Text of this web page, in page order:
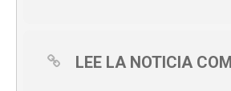
LEE LA NOTICIA